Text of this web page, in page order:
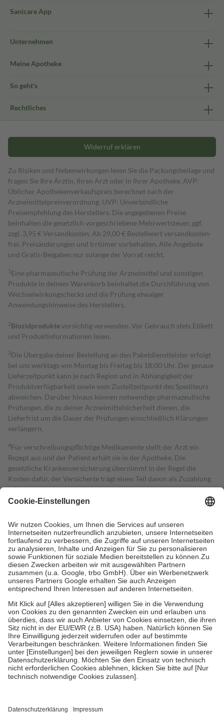
Sanicare App
Unternehmen
Meine Apotheke
So geht's
Rechtliches
Widerruf erklären
Zu Risiken und Nebenwirkungen lesen Sie die Packungsbeilage und
fragen Sie Ihre Ärztin, Ihren Arzt oder in Ihrer Apotheke. AVP:
Üblicher Apothekenverkaufspreis berechnet nach der
Arzneimittelpreisverordnung. UVP: Unverbindliche
Preisempfehlung des Herstellers. Die angegebenen Preise
beinhalten die gesetzlich vorgeschriebene Mehrwertsteuer, ggf.
zzgl. 3,95 € Versandkosten. Ab 29,00 € Bestell­wert versand­kosten­
frei. Preisänderungen und Irrtümer vorbehalten. Alle Angebote
und Gratis-Beigaben nur solange der Vorrat reicht.
1 Eine pharmazeutische Prüfung der Arzneimittel und sonstigen
Produkte in deinem Warenkorb beinhaltet die Durchführung von
Wechselwirkungschecks und die Prüfung etwaiger
Anwendungshinweise des Herstellers.
2Biozidproduktevorsichtig verwenden. Vor Gebrauch stets Etikett
und Produktinformationen lesen.
3Die Übergabe deiner Bestellung an den Paketdienstleister erfolgt
bei uns werktags von Montag bis Freitag bis 18:00 Uhr. Der genaue
Lieferzeitpunkt kann je nach Region und in Abhängigkeit der
Produktverfügbarkeit sowie vom Zustellzeitpunkt des Spediteurs
abweichen. Darüber hinaus können notwendige pharmazeutische
Prüfungen, die zu deiner Arzneimittelsicherheit dienen, die
Lieferfrist um die Dauer der Prüfungen einschließlich Klärungen
verlängern.
4Für verschreibungspflichtige Medikamente stellt der Arzt ein
Rezept aus und der Patient erhält sie in der Apotheke. Die
gesetzliche Krankenversicherung übernimmt in der Regel die
Kosten dafür, der Versicherte trägt einen Teil davon als Zuzahlung
mit.
Grundsätzlich leisten Mitglieder Zuzahlungen in Höhe von zehn
höchstens zehn Euro.
Es sind jedoch nie mehr als die tatsächlichen
Kosten der Leistung zu entrichten.
Diese Regeln gelten grundsätzlich auch für Online-Apotheken.
Bei Heilmitteln und häuslicher Krankenpflege beträgt die
Zuzahlung zehn Prozent der Kosten sowie zehn Euro je
Verordnung.
Um das Engagement der Versicherten für ihre eigene Gesundheit zu
stärken und die besondere Stellung der Familie zu unterstützen,
fallenkeine Zuzahlungenan bei:
• Kindern und Jugendlichen bis zum vollendeten 18. Lebensjahr
mit Ausnahme der Fahrkosten
• Untersuchungen zur Vorsorge und Früherkennung, die von der
GKV getragen werden
• empfohlenen Schutzimpfungen
• Harn- und Blutteststreifen
getroffen, um sicherzustellen, dass es sich um echte Bewertungen